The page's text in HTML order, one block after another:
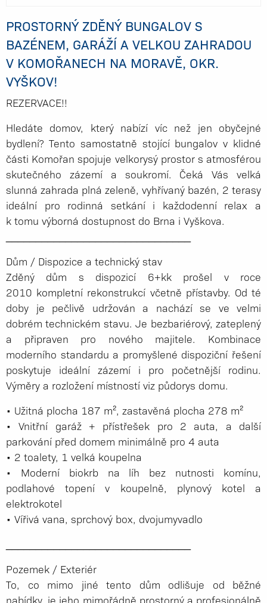
PROSTORNÝ ZDĚNÝ BUNGALOV S
BAZÉNEM, GARÁŽÍ A VELKOU ZAHRADOU
V KOMOŘANECH NA MORAVĚ, OKR.
VYŠKOV!
REZERVACE!!
Hledáte domov, který nabízí víc než jen obyčejné
bydlení? Tento samostatně stojící bungalov v klidné
části Komořan spojuje velkorysý prostor s atmosférou
skutečného zázemí a soukromí. Čeká Vás velká
slunná zahrada plná zeleně, vyhřívaný bazén, 2 terasy
ideální pro rodinná setkání i každodenní relax a
k tomu výborná dostupnost do Brna i Vyškova.
Dům / Dispozice a technický stav
Zděný dům s dispozicí 6+kk prošel v roce
2010 kompletní rekonstrukcí včetně přístavby. Od té
doby je pečlivě udržován a nachází se ve velmi
dobrém technickém stavu. Je bezbariérový, zateplený
a připraven pro nového majitele. Kombinace
moderního standardu a promyšlené dispoziční řešení
poskytuje ideální zázemí i pro početnější rodinu.
Výměry a rozložení místností viz půdorys domu.
• Užitná plocha 187 m², zastavěná plocha 278 m²
• Vnitřní garáž + přístřešek pro 2 auta, a další
parkování před domem minimálně pro 4 auta
• 2 toalety, 1 velká koupelna
• Moderní biokrb na líh bez nutnosti komínu,
podlahové topení v koupelně, plynový kotel a
elektrokotel
• Vířivá vana, sprchový box, dvojumyvadlo
Pozemek / Exteriér
To, co mimo jiné tento dům odlišuje od běžné
nabídky, je jeho mimořádně prostorný a profesionálně